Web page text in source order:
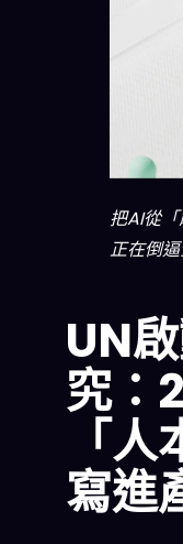
把AI從
正在倒
UN
究：
「
寫進